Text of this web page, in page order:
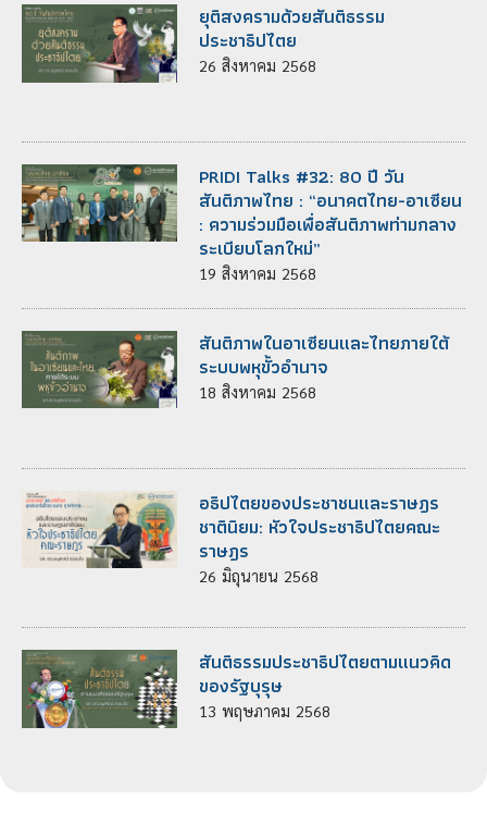
ยุติสงครามด้วยสันติธรรม
ประชาธิปไตย
26 สิงหาคม 2568
PRIDI Talks #32: 80 ปี วัน
สันติภาพไทย : “อนาคตไทย-อาเซียน
: ความร่วมมือเพื่อสันติภาพท่ามกลาง
ระเบียบโลกใหม่”
19 สิงหาคม 2568
สันติภาพในอาเซียนและไทยภายใต้
ระบบพหุขั้วอำนาจ
18 สิงหาคม 2568
อธิปไตยของประชาชนและราษฎร
ชาตินิยม: หัวใจประชาธิปไตยคณะ
ราษฎร
26 มิถุนายน 2568
สันติธรรมประชาธิปไตยตามแนวคิด
ของรัฐบุรุษ
13 พฤษภาคม 2568